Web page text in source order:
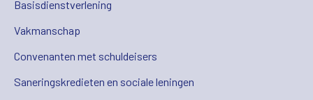
Basisdienstverlening
Vakmanschap
Convenanten met schuldeisers
Saneringskredieten en sociale leningen